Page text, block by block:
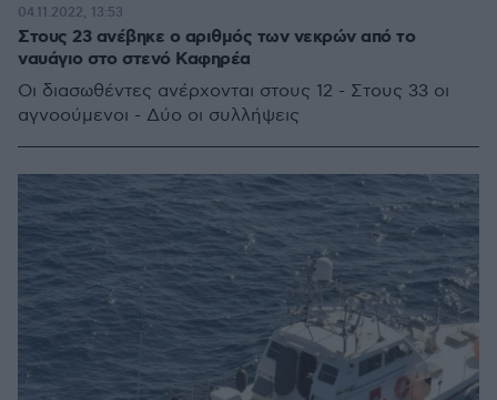
Στους 23 ανέβηκε ο αριθμός των νεκρών από τo
ναυάγιο στο στενό Καφηρέα
Οι διασωθέντες ανέρχονται στους 12 - Στους 33 οι
αγνοούμενοι - Δύο οι συλλήψεις
04.11.2022, 13:53